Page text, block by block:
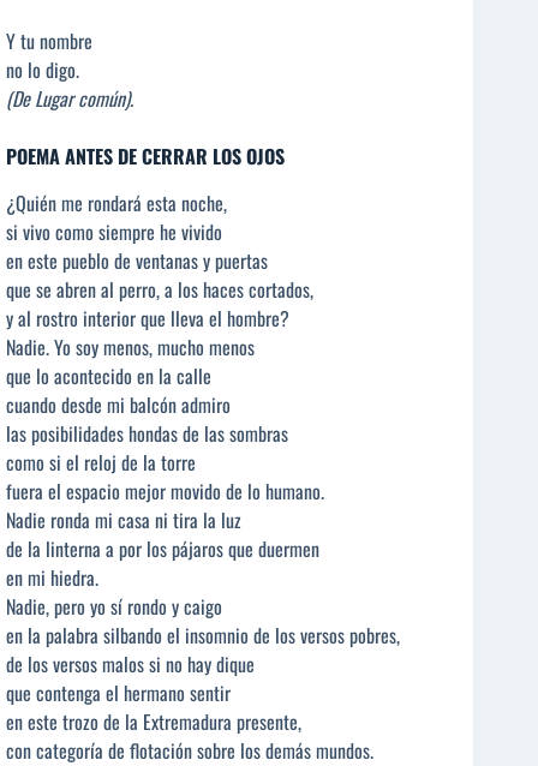
Y tu nombre
no lo digo.
(De Lugar común).
POEMA ANTES DE CERRAR LOS OJOS
¿Quién me rondará esta noche,
si vivo como siempre he vivido
en este pueblo de ventanas y puertas
que se abren al perro, a los haces cortados,
y al rostro interior que lleva el hombre?
Nadie. Yo soy menos, mucho menos
que lo acontecido en la calle
cuando desde mi balcón admiro
las posibilidades hondas de las sombras
como si el reloj de la torre
fuera el espacio mejor movido de lo humano.
Nadie ronda mi casa ni tira la luz
de la linterna a por los pájaros que duermen
en mi hiedra.
Nadie, pero yo sí rondo y caigo
en la palabra silbando el insomnio de los versos pobres,
de los versos malos si no hay dique
que contenga el hermano sentir
en este trozo de la Extremadura presente,
con categoría de flotación sobre los demás mundos.